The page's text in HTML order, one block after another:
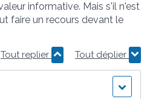
informative. Mais s'il n'est
faire un recours devant le
Tout replier Tout déplier